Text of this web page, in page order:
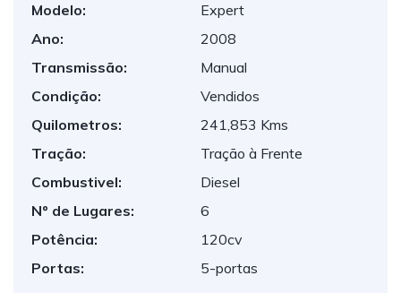
Modelo:
Expert
Ano:
2008
Transmissão:
Manual
Condição:
Vendidos
Quilometros:
241,853 Kms
Tração:
Tração à Frente
Combustivel:
Diesel
Nº de Lugares:
6
Potência:
120cv
Portas:
5-portas